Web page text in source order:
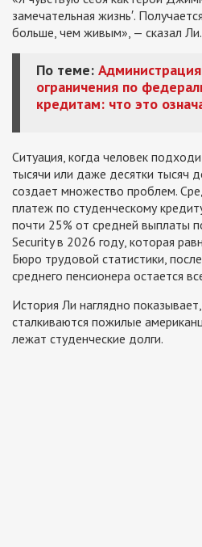
замечательная жизнь′.
больше, чем живым», — сказал Ли.
По теме:
ограничения по
кредитам: что это
Ситуация, когда человек
тысячи или даже десятки тысяч
создает множество проблем.
платеж по студенческому
почти 25% от средней выплаты
Security в 2026 году, которая
Бюро трудовой статистики,
среднего пенсионера остается
История Ли наглядно
сталкиваются пожилые
лежат студенческие долги.